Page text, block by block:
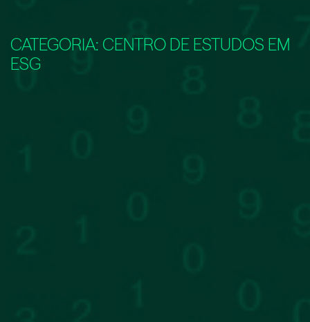
CATEGORIA: CENTRO DE ESTUDOS EM
ESG